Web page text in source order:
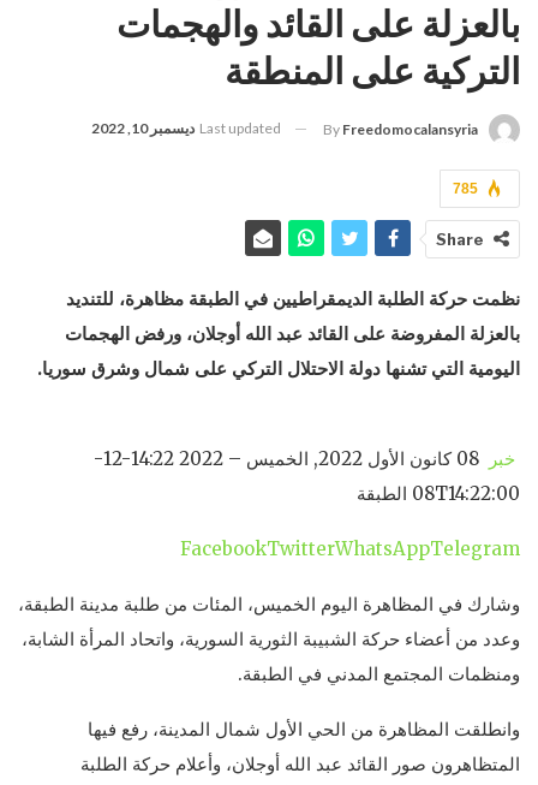
بالعزلة على القائد والهجمات
التركية على المنطقة
By Freedomocalansyria
Last updated ديسمبر 10, 2022
785
Share
نظمت حركة الطلبة الديمقراطيين في الطبقة مظاهرة، للتنديد
بالعزلة المفروضة على القائد عبد الله أوجلان، ورفض الهجمات
اليومية التي تشنها دولة الاحتلال التركي على شمال وشرق سوريا.
خبر
08 كانون الأول 2022, الخميس – 14:22 2022-12-
08T14:22:00 الطبقة
FacebookTwitterWhatsAppTelegram
وشارك في المظاهرة اليوم الخميس، المئات من طلبة مدينة الطبقة،
وعدد من أعضاء حركة الشبيبة الثورية السورية، واتحاد المرأة الشابة،
ومنظمات المجتمع المدني في الطبقة.
وانطلقت المظاهرة من الحي الأول شمال المدينة، رفع فيها
المتظاهرون صور القائد عبد الله أوجلان، وأعلام حركة الطلبة